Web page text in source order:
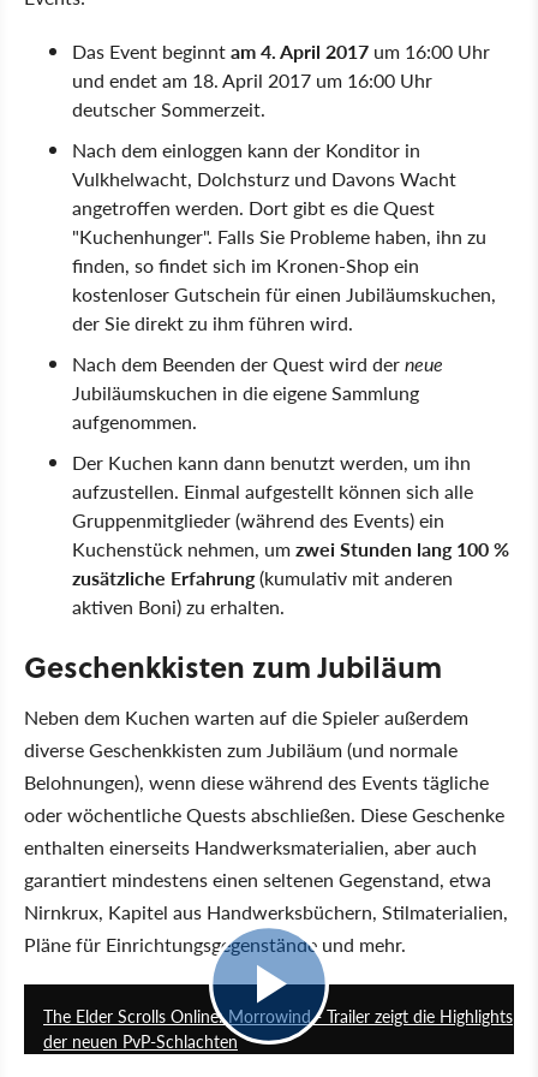
Das Event beginntam 4. April 2017 um 16:00 Uhr
und endet am 18. April 2017 um 16:00 Uhr
deutscher Sommerzeit.
Nach dem einloggen kann der Konditor in
Vulkhelwacht, Dolchsturz und Davons Wacht
angetroffen werden. Dort gibt es die Quest
"Kuchenhunger". Falls Sie Probleme haben, ihn zu
finden, so findet sich im Kronen-Shop ein
kostenloser Gutschein für einen Jubiläumskuchen,
der Sie direkt zu ihm führen wird.
Nach dem Beenden der Quest wird derneue
Jubiläumskuchen in die eigene Sammlung
aufgenommen.
Der Kuchen kann dann benutzt werden, um ihn
aufzustellen. Einmal aufgestellt können sich alle
Gruppenmitglieder (während des Events) ein
Kuchenstück nehmen, umzwei Stunden lang 100 %
zusätzliche Erfahrung(kumulativ mit anderen
aktiven Boni) zu erhalten.
Geschenkkisten zum Jubiläum
Neben dem Kuchen warten auf die Spieler außerdem
diverse Geschenkkisten zum Jubiläum (und normale
Belohnungen), wenn diese während des Events tägliche
oder wöchentliche Quests abschließen. Diese Geschenke
enthalten einerseits Handwerksmaterialien, aber auch
garantiert mindestens einen seltenen Gegenstand, etwa
Nirnkrux, Kapitel aus Handwerksbüchern, Stilmaterialien,
Pläne für Einrichtungsgegenstände und mehr.
The Elder Scrolls Online: Morrowind - Trailer zeigt die Highlights
der neuen PvP-Schlachten